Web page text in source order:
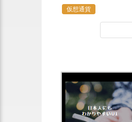
仮想通貨